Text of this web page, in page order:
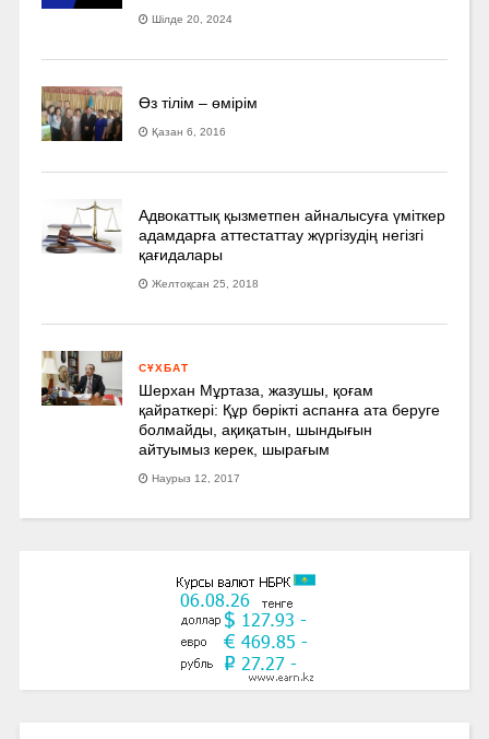
Шілде 20, 2024
Өз тілім – өмірім
Қазан 6, 2016
Адвокаттық қызметпен айналысуға үмiткер
адамдарға аттестаттау жүргізудің негізгі
қағидалары
Желтоқсан 25, 2018
СҰХБАТ
Шерхан Мұртаза, жазушы, қоғам
қайраткері: Құр бөрікті аспанға ата беруге
болмайды, ақиқатын, шындығын
айтуымыз керек, шырағым
Наурыз 12, 2017